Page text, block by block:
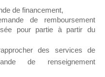
inscrit(e) pour
de financement,
de remboursement
pour partie à partir du
des services de
de renseignement